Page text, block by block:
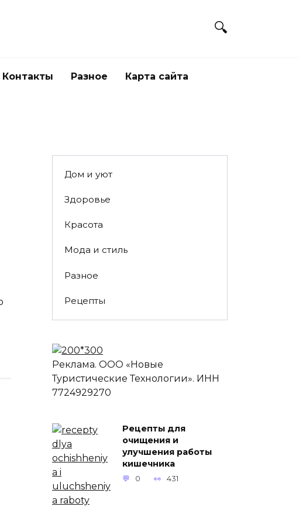
Контакты Разное Карта сайта
Дом и уют
Здоровье
Красота
Мода и стиль
Разное
Рецепты
Реклама. ООО «Новые
Туристические Технологии». ИНН
7724929270
Рецепты для
очищения и
улучшения работы
кишечника
0 431